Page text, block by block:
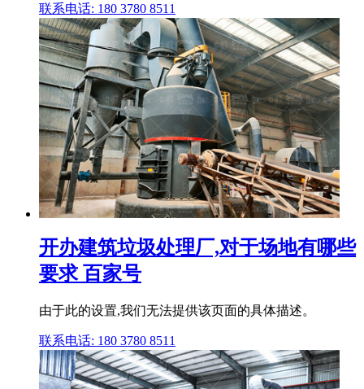
联系电话: 180 3780 8511
开办建筑垃圾处理厂,对于场地有哪些
要求 百家号
由于此的设置,我们无法提供该页面的具体描述。
联系电话: 180 3780 8511